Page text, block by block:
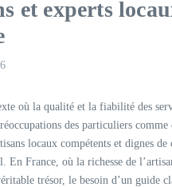
et experts
où la qualité et la fiabilité des
des particuliers comme
locaux compétents et dignes de
En France, où la richesse de
trésor, le besoin d’un guide